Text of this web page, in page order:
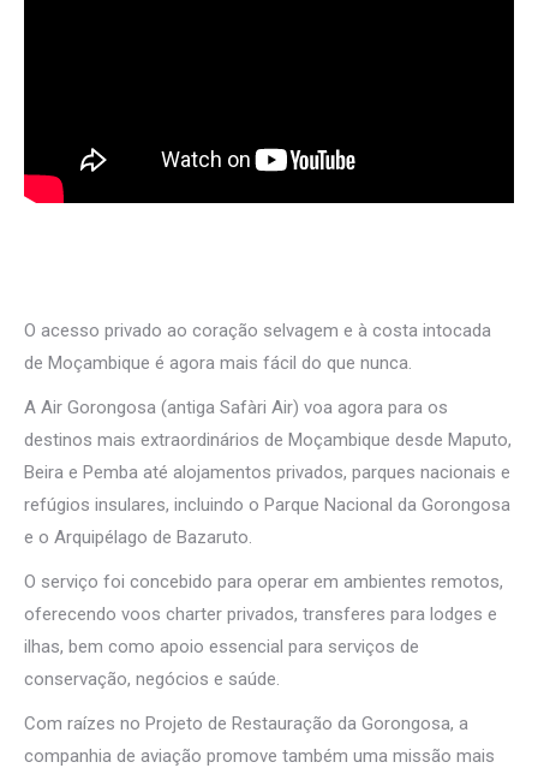
O acesso privado ao coração selvagem e à costa intocada
de Moçambique é agora mais fácil do que nunca.
A Air Gorongosa (antiga Safàri Air) voa agora para os
destinos mais extraordinários de Moçambique desde Maputo,
Beira e Pemba até alojamentos privados, parques nacionais e
refúgios insulares, incluindo o Parque Nacional da Gorongosa
e o Arquipélago de Bazaruto.
O serviço foi concebido para operar em ambientes remotos,
oferecendo voos charter privados, transferes para lodges e
ilhas, bem como apoio essencial para serviços de
conservação, negócios e saúde.
Com raízes no Projeto de Restauração da Gorongosa, a
companhia de aviação promove também uma missão mais